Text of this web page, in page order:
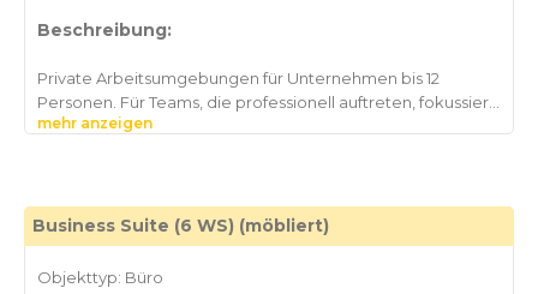
Beschreibung:
Private Arbeitsumgebungen für Unternehmen bis 12
Personen. Für Teams, die professionell auftreten, fokussiert
arbeiten und flexibel bleiben möchten. Die Business Suite
mehr anzeigen
Business Suite (6 WS) (möbliert)
Objekttyp: Büro